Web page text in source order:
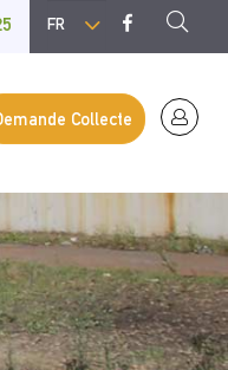
your
language
Collecte